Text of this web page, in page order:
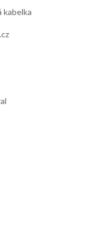
kabelka